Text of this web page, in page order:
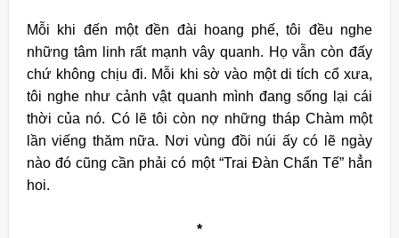
Mỗi khi đến một đền đài hoang phế, tôi đều nghe
những tâm linh rất mạnh vây quanh. Họ vẫn còn đấy
chứ không chịu đi. Mỗi khi sờ vào một di tích cổ xưa,
tôi nghe như cảnh vật quanh mình đang sống lại cái
thời của nó. Có lẽ tôi còn nợ những tháp Chàm một
lần viếng thăm nữa. Nơi vùng đồi núi ấy có lẽ ngày
nào đó cũng cần phải có một “Trai Đàn Chẩn Tế” hẳn
hoi.
*